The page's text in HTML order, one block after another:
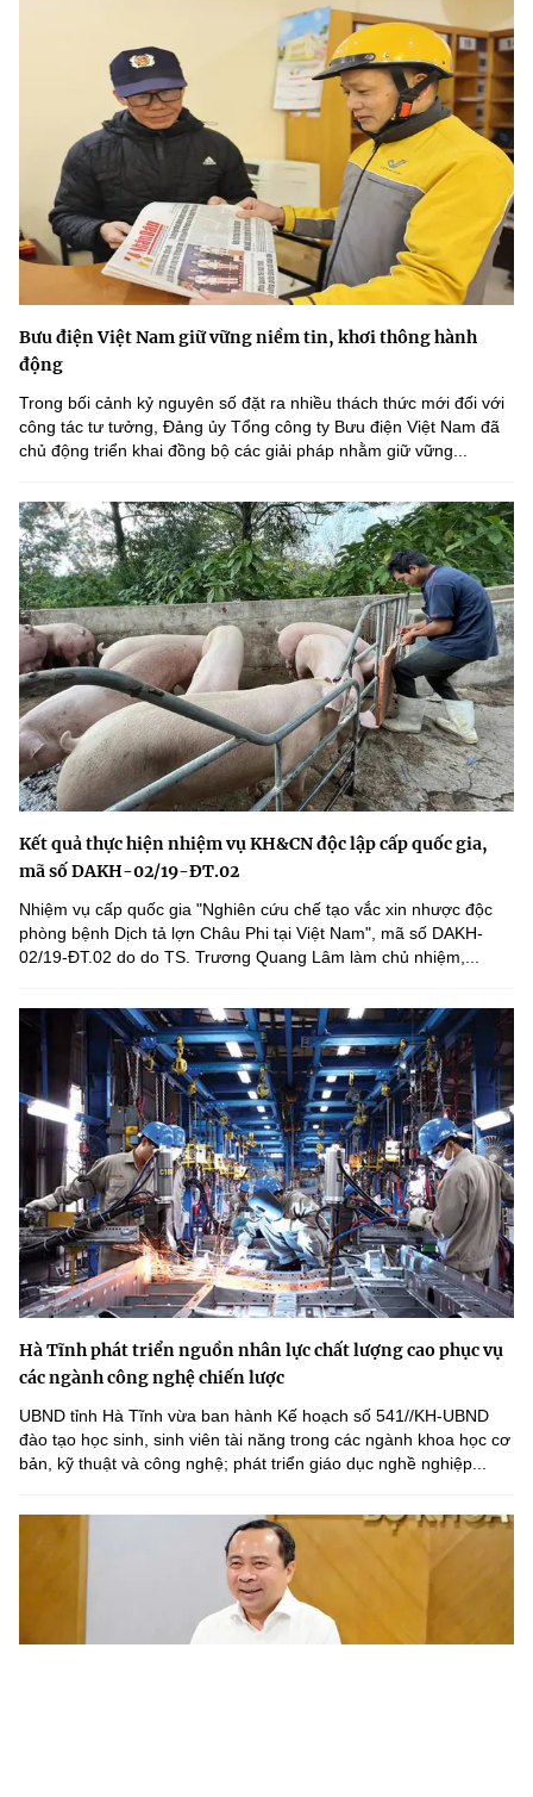
Bưu điện Việt Nam giữ vững niềm tin, khơi thông hành
động
Trong bối cảnh kỷ nguyên số đặt ra nhiều thách thức mới đối với
công tác tư tưởng, Đảng ủy Tổng công ty Bưu điện Việt Nam đã
chủ động triển khai đồng bộ các giải pháp nhằm giữ vững...
Kết quả thực hiện nhiệm vụ KH&CN độc lập cấp quốc gia,
mã số DAKH-02/19-ĐT.02
Nhiệm vụ cấp quốc gia "Nghiên cứu chế tạo vắc xin nhược độc
phòng bệnh Dịch tả lợn Châu Phi tại Việt Nam", mã số DAKH-
02/19-ĐT.02 do do TS. Trương Quang Lâm làm chủ nhiệm,...
Hà Tĩnh phát triển nguồn nhân lực chất lượng cao phục vụ
các ngành công nghệ chiến lược
UBND tỉnh Hà Tĩnh vừa ban hành Kế hoạch số 541//KH-UBND
đào tạo học sinh, sinh viên tài năng trong các ngành khoa học cơ
bản, kỹ thuật và công nghệ; phát triển giáo dục nghề nghiệp...